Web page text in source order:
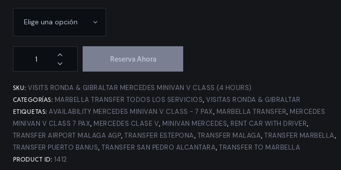
Reserva Ahora
SKU:VISITS RONDA & GIBRALTAR MERCEDES MINIVAN V CLASS (4 HOURS)
CATEGORÍAS: MARBELLA TRANSFER TODOS LOS SERVICIOS ,VISITAS RONDA & GIBRALTAR
ETIQUETAS: AVAILABILITY MERCEDES MINIVAN V CLASS - 7 PAX MARBELLA TRANSFER MERCEDES
MINIVAN V CLASS 7 PAX MERCEDES CLASE V MINIVAN MERCEDES RENT CAR WITH DRIVER
TRANSFER AIRPORT MALAGA AGP ,TRANSFER ESTEPONA TRANSFER MALAGA ,TRANSFER MARBELLA
TRANSFER PUERTO BANUS ,TRANSFER SAN PEDRO ALCANTARA ,TRANSFER TO MARBELLA
PRODUCT ID: 1412